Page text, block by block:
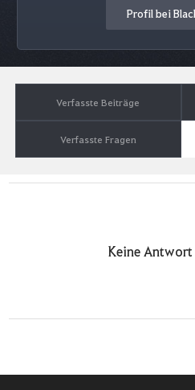
Profil bei
Verfasste Beiträge
Verfasste Fragen
Keine